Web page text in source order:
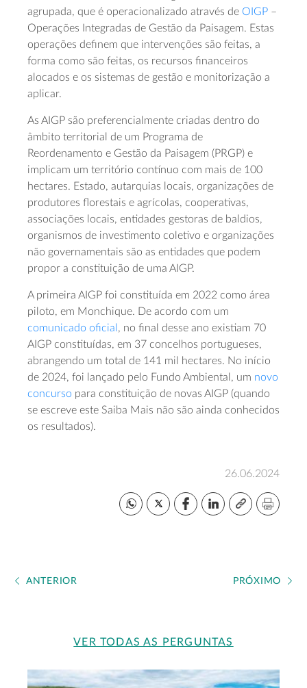
agrupada, que é operacionalizado através de OIGP –
Operações Integradas de Gestão da Paisagem. Estas
operações definem que intervenções são feitas, a
forma como são feitas, os recursos financeiros
alocados e os sistemas de gestão e monitorização a
aplicar.
As AIGP são preferencialmente criadas dentro do
âmbito territorial de um Programa de
Reordenamento e Gestão da Paisagem (PRGP) e
implicam um território contínuo com mais de 100
hectares. Estado, autarquias locais, organizações de
produtores florestais e agrícolas, cooperativas,
associações locais, entidades gestoras de baldios,
organismos de investimento coletivo e organizações
não governamentais são as entidades que podem
propor a constituição de uma AIGP.
A primeira AIGP foi constituída em 2022 como área
piloto, em Monchique. De acordo com um
comunicado oficial, no final desse ano existiam 70
AIGP constituídas, em 37 concelhos portugueses,
abrangendo um total de 141 mil hectares. No início
de 2024, foi lançado pelo Fundo Ambiental, um novo
concurso para constituição de novas AIGP (quando
se escreve este Saiba Mais não são ainda conhecidos
os resultados).
26.06.2024
ANTERIOR PRÓXIMO
VER TODAS AS PERGUNTAS